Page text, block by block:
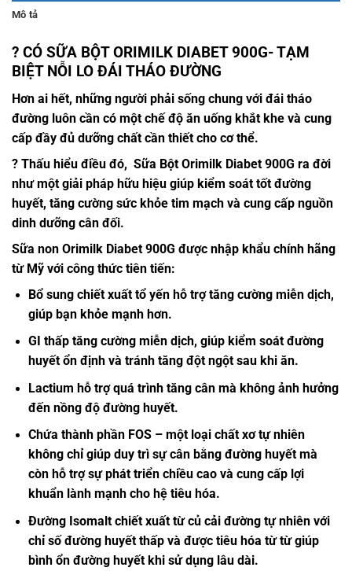
Mô tả
? CÓ SỮA BỘT ORIMILK DIABET 900G- TẠM
BIỆT NỖI LO ĐÁI THÁO ĐƯỜNG
Hơn ai hết, những người phải sống chung với đái tháo
đường luôn cần có một chế độ ăn uống khắt khe và cung
cấp đầy đủ dưỡng chất cần thiết cho cơ thể.
? Thấu hiểu điều đó, Sữa Bột Orimilk Diabet 900G ra đời
như một giải pháp hữu hiệu giúp kiểm soát tốt đường
huyết, tăng cường sức khỏe tim mạch và cung cấp nguồn
dinh dưỡng cân đối.
Sữa non Orimilk Diabet 900G được nhập khẩu chính hãng
từ Mỹ với công thức tiên tiến:
Bổ sung chiết xuất tổ yến hỗ trợ tăng cường miễn dịch,
giúp bạn khỏe mạnh hơn.
GI thấp tăng cường miễn dịch, giúp kiểm soát đường
huyết ổn định và tránh tăng đột ngột sau khi ăn.
Lactium hỗ trợ quá trình tăng cân mà không ảnh hưởng
đến nồng độ đường huyết.
Chứa thành phần FOS – một loại chất xơ tự nhiên
không chỉ giúp duy trì sự cân bằng đường huyết mà
còn hỗ trợ sự phát triển chiều cao và cung cấp lợi
khuẩn lành mạnh cho hệ tiêu hóa.
Đường Isomalt chiết xuất từ củ cải đường tự nhiên với
chỉ số đường huyết thấp và được tiêu hóa từ từ giúp
bình ổn đường huyết khi sử dụng lâu dài.